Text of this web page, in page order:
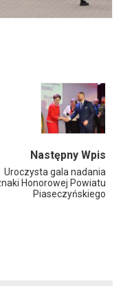
Następny Wpis
Uroczysta gala nadania
Honorowej Powiatu
Piaseczyńskiego